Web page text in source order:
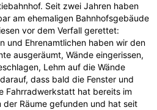
Seit zwei Jahren haben
am ehemaligen Bahnhofsgebäude
vor dem Verfall gerettet:
und Ehrenamtlichen haben wir den
ausgeräumt, Wände eingerissen,
Lehm auf die Wände
dass bald die Fenster und
Fahrradwerkstatt hat bereits im
der Räume gefunden und hat seit